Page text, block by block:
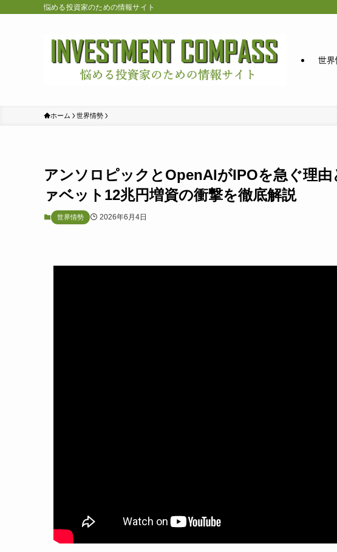
悩める投資家のための情報サイト
世界
ホーム 世界情勢
アンソロピックとOpenAIがIPOを急ぐ理
ァベット12兆円増資の衝撃を徹底解説
世界情勢 2026年6月4日